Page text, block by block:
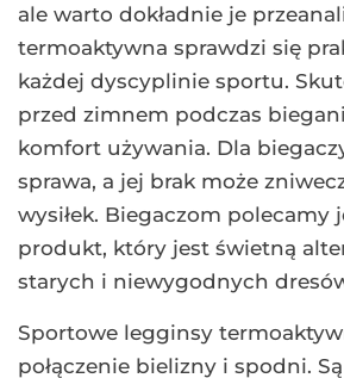
ale warto dokładnie je
termoaktywna sprawdzi się
każdej dyscyplinie sportu.
przed zimnem podczas
komfort używania. Dla
sprawa, a jej brak może
wysiłek. Biegaczom polecamy
produkt, który jest świetną
starych i niewygodnych
Sportowe legginsy
połączenie bielizny i spodni.